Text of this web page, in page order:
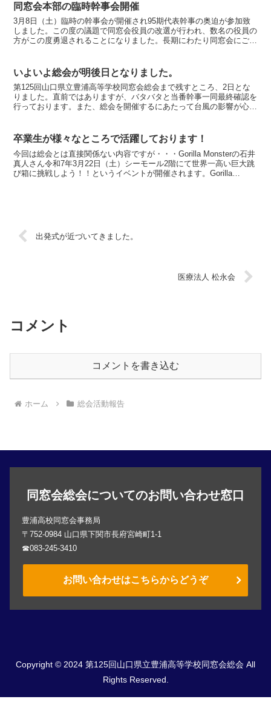
同窓会本部の臨時幹事会開催
3月8日（土）臨時の幹事会が開催され95期代表幹事の奥迫が参加致
しました。この度の議題で同窓会役員の改選が行われ、数名の役員の
方がこの度勇退されることになりました。長期にわたり同窓会にご尽
いよいよ総会が明後日となりました。
第125回山口県立豊浦高等学校同窓会総会まで残すところ、2日とな
りました。直前ではありますが、バタバタと当番幹事一同最終確認を
行っております。また、総会を開催するにあたって台風の影響が心配
卒業生が様々なところで活躍しております！
今回は総会とは直接関係ない内容ですが・・・Gorilla Monsterの石井
真人さん令和7年3月22日（土）シーモール2階にて世界一高い巨大跳
び箱に挑戦しよう！！というイベントが開催されます。Gorilla
出発式が近づいてきました。
医療法人 松永会
コメント
コメントを書き込む
ホーム 総会活動報告
同窓会総会についてのお問い合わせ窓口
豊浦高校同窓会事務局
〒752-0984 山口県下関市長府宮崎町1-1
☎083-245-3410
お問い合わせはこちらからどうぞ
Copyright © 2024 第125回山口県立豊浦高等学校同窓会総会 All
Rights Reserved.